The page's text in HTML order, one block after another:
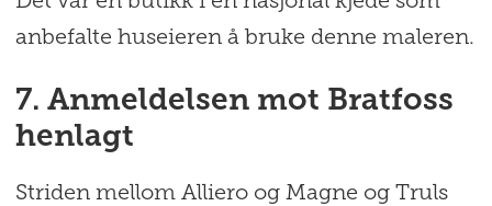
anbefalte huseieren å bruke denne maleren.
7. Anmeldelsen mot Bratfoss
henlagt
Striden mellom Alliero og Magne og Truls